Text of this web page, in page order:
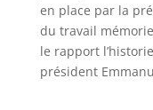
en place par la
du travail
le rapport
président